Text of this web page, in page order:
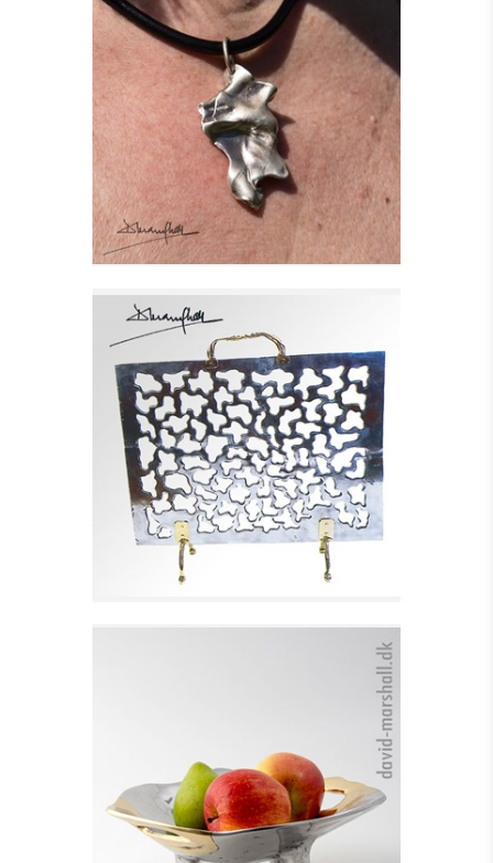
PHIL ET STORT
HALSSMYKKE I SØLV,
SA
Se detajler
GNISTFANG I
ALUMINIUM
Se detajler
SKÅL PÅ 3 BEN, SWEET
BOWL
Se detajler